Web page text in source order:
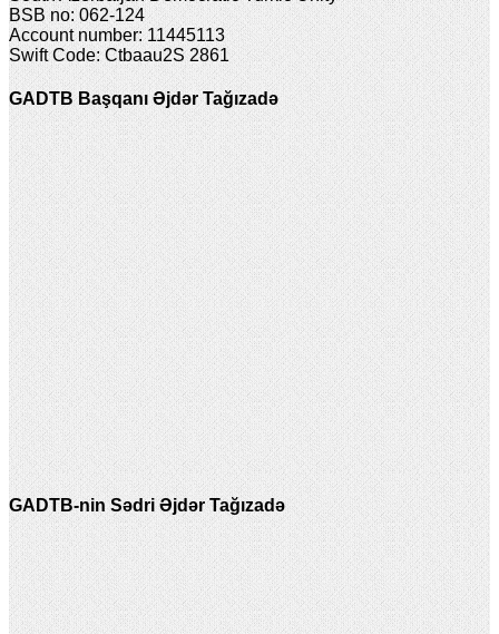
BSB no: 062-124
Account number: 11445113
Swift Code: Ctbaau2S 2861
GADTB Başqanı Əjdər Tağızadə
GADTB-nin Sədri Əjdər Tağızadə